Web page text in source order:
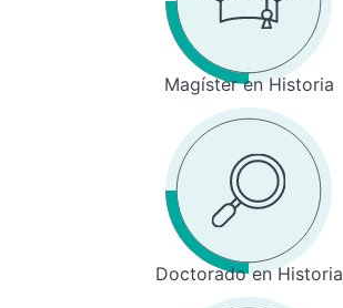
Magíster en Historia
Doctorado en Historia